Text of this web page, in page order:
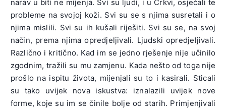
narav u biti ne mijenja. Svi su ljudi, i u Crkvi, osjećali te
probleme na svojoj koži. Svi su se s njima susretali i o
njima mislili. Svi su ih kušali riješiti. Svi su se, na svoj
način, prema njima opredjeljivali. Ljudski opredjeljivali.
Različno i kritično. Kad im se jedno rješenje nije učinilo
zgodnim, tražili su mu zamjenu. Kada nešto od toga nije
prošlo na ispitu života, mijenjali su to i kasirali. Sticali
su tako uvijek nova iskustva: iznalazili uvijek nove
forme, koje su im se činile bolje od starih. Primjenjivali